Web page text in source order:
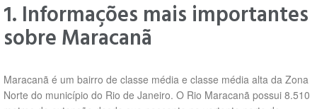
1. Informações mais importantes
sobre Maracanã
Maracanã é um bairro de classe média e classe média alta da Zona
Norte do município do Rio de Janeiro. O Rio Maracanã possui 8.510